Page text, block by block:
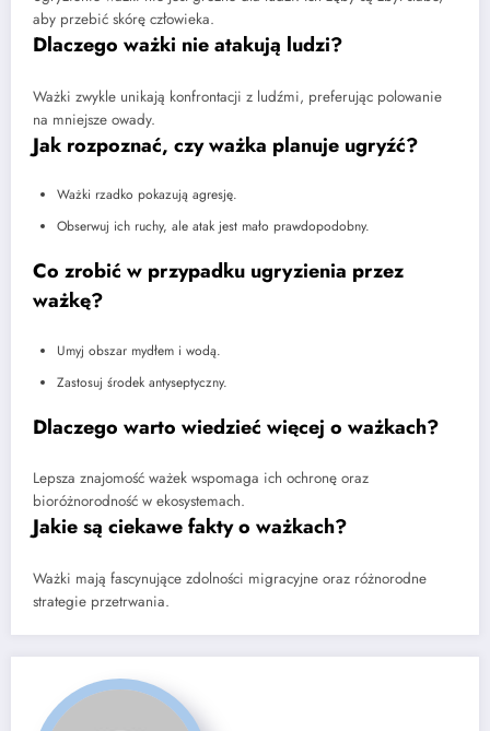
aby przebić skórę człowieka.
Dlaczego ważki nie atakują ludzi?
Ważki zwykle unikają konfrontacji z ludźmi, preferując polowanie
na mniejsze owady.
Jak rozpoznać, czy ważka planuje ugryźć?
Ważki rzadko pokazują agresję.
Obserwuj ich ruchy, ale atak jest mało prawdopodobny.
Co zrobić w przypadku ugryzienia przez
ważkę?
Umyj obszar mydłem i wodą.
Zastosuj środek antyseptyczny.
Dlaczego warto wiedzieć więcej o ważkach?
Lepsza znajomość ważek wspomaga ich ochronę oraz
bioróżnorodność w ekosystemach.
Jakie są ciekawe fakty o ważkach?
Ważki mają fascynujące zdolności migracyjne oraz różnorodne
strategie przetrwania.